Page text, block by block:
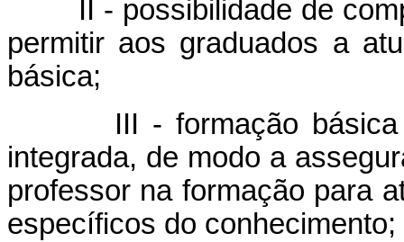
II - possibilidade de
permitir aos graduados a
básica;
III - formação básica
integrada, de modo a
professor na formação para
específicos do conhecimento;